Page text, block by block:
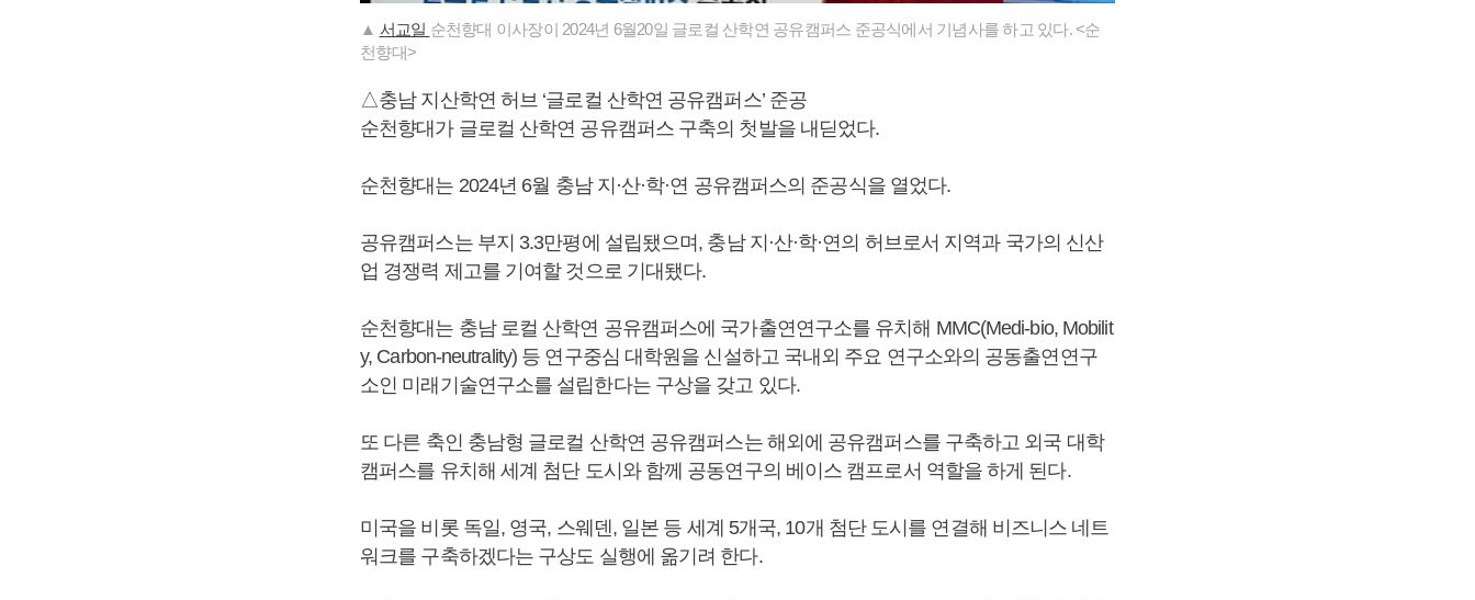
▲ 서교일 순천향대 이사장이 2024년 6월20일 글로컬 산학연 공유캠퍼스 준공식에서 기념사를 하고 있다. <순
천향대>
△충남 지산학연 허브 ‘글로컬 산학연 공유캠퍼스’ 준공
순천향대가 글로컬 산학연 공유캠퍼스 구축의 첫발을 내딛었다.
순천향대는 2024년 6월 충남 지·산·학·연 공유캠퍼스의 준공식을 열었다.
공유캠퍼스는 부지 3.3만평에 설립됐으며, 충남 지·산·학·연의 허브로서 지역과 국가의 신산
업 경쟁력 제고를 기여할 것으로 기대됐다.
순천향대는 충남 로컬 산학연 공유캠퍼스에 국가출연연구소를 유치해 MMC(Medi-bio, Mobilit
y, Carbon-neutrality) 등 연구중심 대학원을 신설하고 국내외 주요 연구소와의 공동출연연구
소인 미래기술연구소를 설립한다는 구상을 갖고 있다.
또 다른 축인 충남형 글로컬 산학연 공유캠퍼스는 해외에 공유캠퍼스를 구축하고 외국 대학
캠퍼스를 유치해 세계 첨단 도시와 함께 공동연구의 베이스 캠프로서 역할을 하게 된다.
미국을 비롯 독일, 영국, 스웨덴, 일본 등 세계 5개국, 10개 첨단 도시를 연결해 비즈니스 네트
워크를 구축하겠다는 구상도 실행에 옮기려 한다.